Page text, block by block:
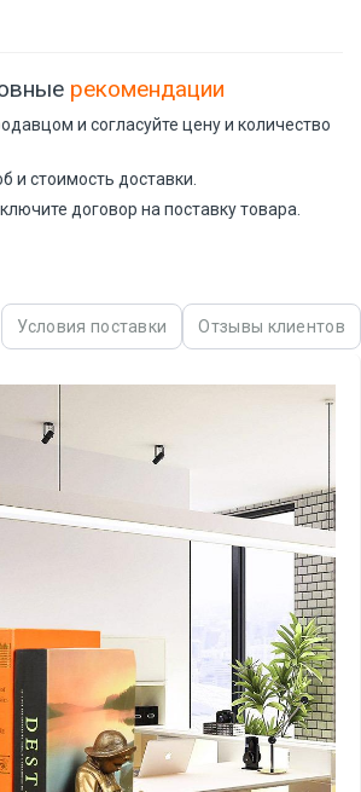
рекомендации
и согласуйте цену и количество
и стоимость доставки.
договор на поставку товара.
Условия поставки Отзывы клиентов